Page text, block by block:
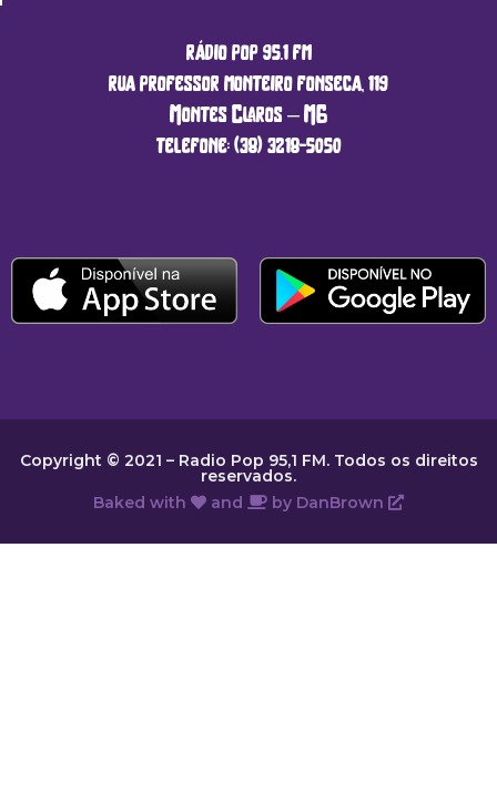
rádio pop 95.1 fm
rua professor monteiro fonseca, 119
Montes Claros – MG
telefone: (38) 3218-5050
Copyright © 2021 – Radio Pop 95,1 FM. Todos os direitos
reservados.
Baked with
and by DanBrown